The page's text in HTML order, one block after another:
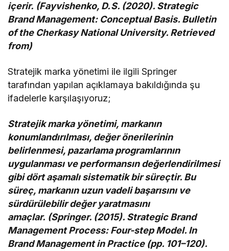
içerir. (Fayvishenko, D. S. (2020). Strategic
Brand Management: Conceptual Basis. Bulletin
of the Cherkasy National University. Retrieved
from)
Stratejik marka yönetimi ile ilgili Springer
tarafından yapılan açıklamaya bakıldığında şu
ifadelerle karşılaşıyoruz;
Stratejik marka yönetimi, markanın
konumlandırılması, değer önerilerinin
belirlenmesi, pazarlama programlarının
uygulanması ve performansın değerlendirilmesi
gibi dört aşamalı sistematik bir süreçtir. Bu
süreç, markanın uzun vadeli başarısını ve
sürdürülebilir değer yaratmasını
amaçlar. (Springer. (2015). Strategic Brand
Management Process: Four-step Model. In
Brand Management in Practice (pp. 101–120).